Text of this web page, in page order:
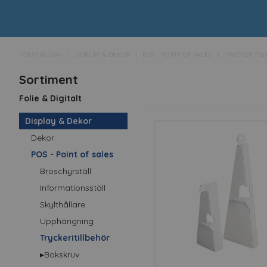
FÖRSTASIDAN DISPLAY & DEKOR POS - POINT OF SALES
Sortiment
Folie & Digitalt
Display & Dekor
Dekor
POS - Point of sales
Broschyrställ
Informationsställ
Skylthållare
Upphängning
Tryckeritillbehör
▸Bokskruv